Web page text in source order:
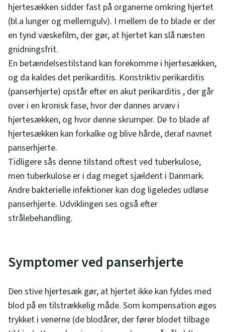
hjertesækken sidder fast på organerne omkring hjertet
(bl.a lunger og mellemgulv). I mellem de to blade er der
en tynd væskefilm, der gør, at hjertet kan slå næsten
gnidningsfrit.
En betændelsestilstand kan forekomme i hjertesækken,
og da kaldes det perikarditis. Konstriktiv perikarditis
(panserhjerte) opstår efter en akut perikarditis , der går
over i en kronisk fase, hvor der dannes arvæv i
hjertesækken, og hvor denne skrumper. De to blade af
hjertesækken kan forkalke og blive hårde, deraf navnet
panserhjerte.
Tidligere sås denne tilstand oftest ved tuberkulose,
men tuberkulose er i dag meget sjældent i Danmark.
Andre bakterielle infektioner kan dog ligeledes udløse
panserhjerte. Udviklingen ses også efter
strålebehandling.
Symptomer ved panserhjerte
Den stive hjertesæk gør, at hjertet ikke kan fyldes med
blod på en tilstrækkelig måde. Som kompensation øges
trykket i venerne (de blodårer, der fører blodet tilbage